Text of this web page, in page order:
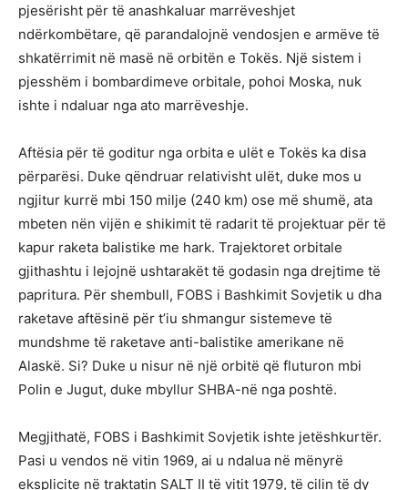
pjesërisht për të anashkaluar marrëveshjet
ndërkombëtare, që parandalojnë vendosjen e armëve të
shkatërrimit në masë në orbitën e Tokës. Një sistem i
pjesshëm i bombardimeve orbitale, pohoi Moska, nuk
ishte i ndaluar nga ato marrëveshje.
Aftësia për të goditur nga orbita e ulët e Tokës ka disa
përparësi. Duke qëndruar relativisht ulët, duke mos u
ngjitur kurrë mbi 150 milje (240 km) ose më shumë, ata
mbeten nën vijën e shikimit të radarit të projektuar për të
kapur raketa balistike me hark. Trajektoret orbitale
gjithashtu i lejojnë ushtarakët të godasin nga drejtime të
papritura. Për shembull, FOBS i Bashkimit Sovjetik u dha
raketave aftësinë për t’iu shmangur sistemeve të
mundshme të raketave anti-balistike amerikane në
Alaskë. Si? Duke u nisur në një orbitë që fluturon mbi
Polin e Jugut, duke mbyllur SHBA-në nga poshtë.
Megjithatë, FOBS i Bashkimit Sovjetik ishte jetëshkurtër.
Pasi u vendos në vitin 1969, ai u ndalua në mënyrë
eksplicite në traktatin SALT II të vitit 1979, të cilin të dy